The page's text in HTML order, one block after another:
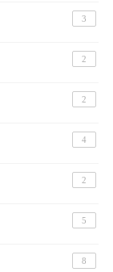
3
2
2
4
2
5
8